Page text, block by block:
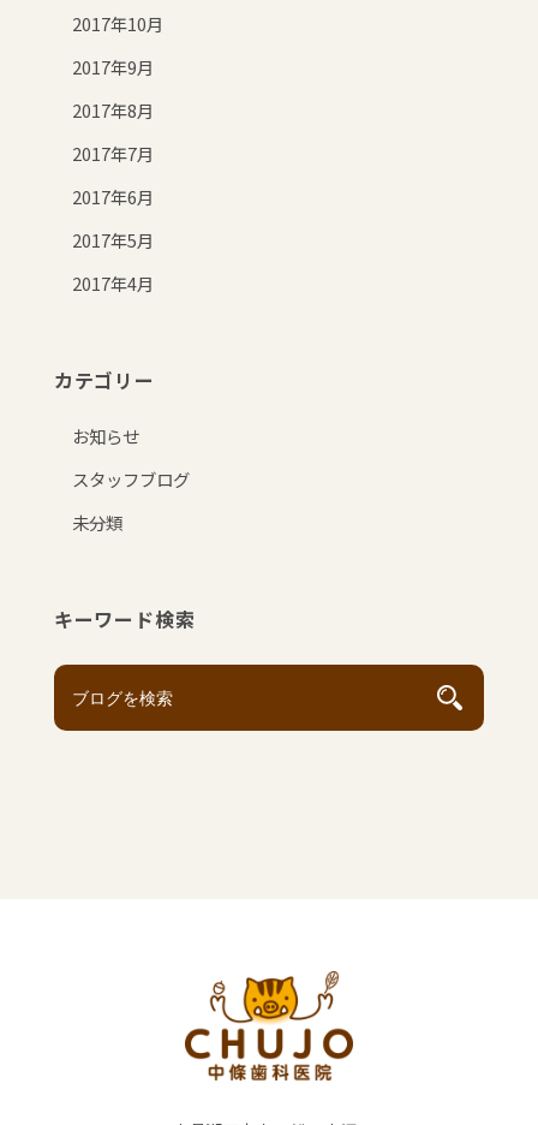
2017年10月
2017年9月
2017年8月
2017年7月
2017年6月
2017年5月
2017年4月
カテゴリー
お知らせ
スタッフブログ
未分類
キーワード検索